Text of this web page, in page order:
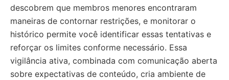
descobrem que membros menores encontraram
maneiras de contornar restrições, e monitorar o
histórico permite você identificar essas tentativas e
reforçar os limites conforme necessário. Essa
vigilância ativa, combinada com comunicação aberta
sobre expectativas de conteúdo, cria ambiente de